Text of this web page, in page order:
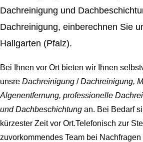
Dachreinigung und
Dachreinigung, einberechnen Sie
Hallgarten (Pfalz).
Bei Ihnen vor Ort bieten wir Ihnen
unsre Dachreinigung /Dachreinigung,
Algenentfernung, professionelle
und Dachbeschichtung an. Bei Bedarf
kürzester Zeit vor Ort.Telefonisch zur
zuvorkommendes Team bei